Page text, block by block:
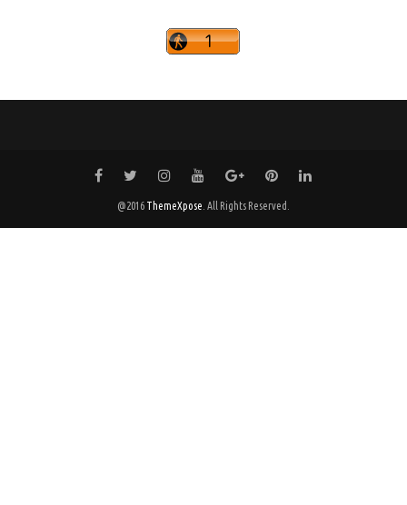
@2016 ThemeXpose . All Rights Reserved.